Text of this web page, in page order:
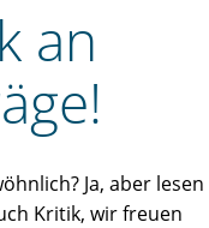
an
Ja, aber lesen
Kritik, wir freuen